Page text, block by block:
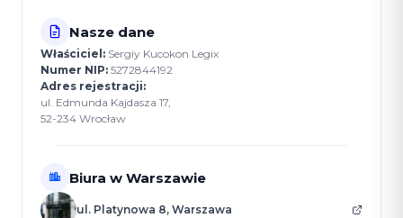
Nasze dane
Właściciel: Sergiy Kucokon Legix
Numer NIP: 5272844192
Adres rejestracji:
ul. Edmunda Kajdasza 17,
52-234 Wrocław
Biura w Warszawie
ul. Platynowa 8, Warszawa